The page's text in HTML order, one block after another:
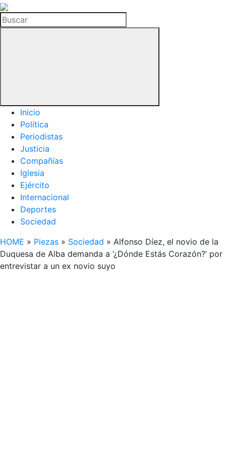
La
Hemeroteca
del
Buscar
Inicio
Política
Periodistas
Justicia
Compañías
Iglesia
Ejército
Internacional
Deportes
Sociedad
HOME » Piezas » Sociedad » Alfonso Díez, el novio de la
Duquesa de Alba demanda a ‘¿Dónde Estás Corazón?’ por
entrevistar a un ex novio suyo